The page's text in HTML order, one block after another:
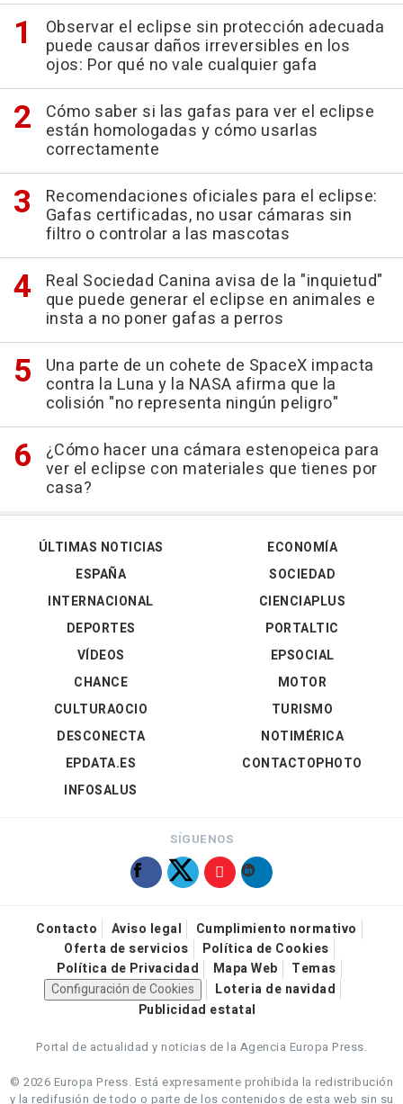
Observar el eclipse sin protección adecuada
puede causar daños irreversibles en los
ojos: Por qué no vale cualquier gafa
Cómo saber si las gafas para ver el eclipse
están homologadas y cómo usarlas
correctamente
Recomendaciones oficiales para el eclipse:
Gafas certificadas, no usar cámaras sin
filtro o controlar a las mascotas
Real Sociedad Canina avisa de la "inquietud"
que puede generar el eclipse en animales e
insta a no poner gafas a perros
Una parte de un cohete de SpaceX impacta
contra la Luna y la NASA afirma que la
colisión "no representa ningún peligro"
¿Cómo hacer una cámara estenopeica para
ver el eclipse con materiales que tienes por
casa?
ÚLTIMAS NOTICIAS
ESPAÑA
INTERNACIONAL
DEPORTES
VÍDEOS
ECONOMÍA
SOCIEDAD
CIENCIAPLUS
PORTALTIC
EPSOCIAL
CHANCE
CULTURAOCIO
DESCONECTA
EPDATA.ES
INFOSALUS
MOTOR
TURISMO
NOTIMÉRICA
CONTACTOPHOTO
SÍGUENOS
Contacto Aviso legal
Cumplimiento normativo
Oferta de servicios
Política de Cookies
Política de Privacidad
Mapa Web
Temas
Configuración de Cookies
Loteria de navidad
Publicidad estatal
Portal de actualidad y noticias de la Agencia Europa Press.
© 2026 Europa Press. Está expresamente prohibida la redistribución
y la redifusión de todo o parte de los contenidos de esta web sin su